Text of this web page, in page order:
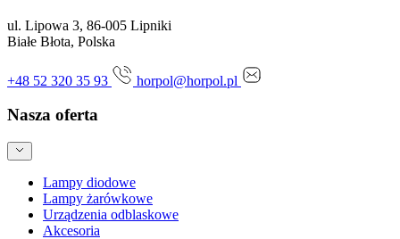
ul. Lipowa 3, 86-005 Lipniki
Białe Błota, Polska
+48 52 320 35 93 horpol@horpol.pl
Nasza oferta
Lampy diodowe
Lampy żarówkowe
Urządzenia odblaskowe
Akcesoria